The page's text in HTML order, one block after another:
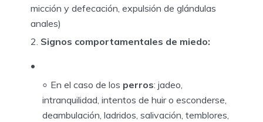
micción y defecación, expulsión de glándulas
anales)
Signos comportamentales de miedo:
En el caso de los perros: jadeo,
intranquilidad, intentos de huir o esconderse,
deambulación, ladridos, salivación, temblores,